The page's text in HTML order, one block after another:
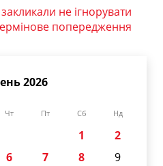
не ігнорувати
попередження
2026
Чт Пт Сб Нд
1
2
6 7 8
9